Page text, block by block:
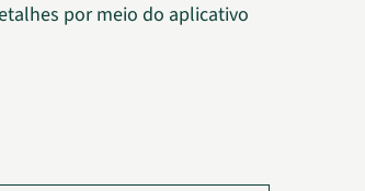
por meio do aplicativo